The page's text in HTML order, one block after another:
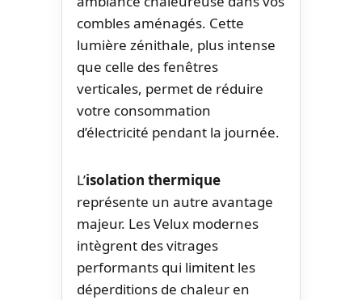
combles aménagés. Cette
lumière zénithale, plus intense
que celle des fenêtres
verticales, permet de réduire
votre consommation
d’électricité pendant la journée.
L’isolation thermique
représente un autre avantage
majeur. Les Velux modernes
intègrent des vitrages
performants qui limitent les
déperditions de chaleur en